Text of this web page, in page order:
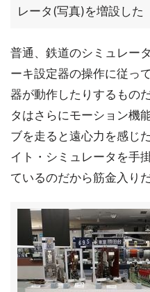
レータ(写真)を増設した
普通、鉄道のシミュレー
ーキ設定器の操作に従っ
器が動作したりするもの
タはさらにモーション機
ブを走ると遠心力を感じ
イト・シミュレータを手
ているのだから筋金入りだ